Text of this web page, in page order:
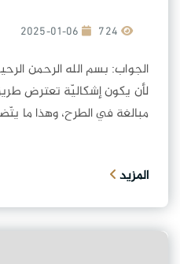
2025-01-06
الجواب: بسم الله الرحمن
لأن يكون إشكاليّة تعترض
مبالغة في الطرح، وهذا ما
المزيد